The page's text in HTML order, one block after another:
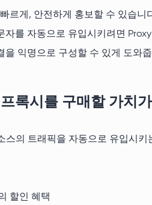
르게, 안전하게 홍보할 수 있습
를 자동으로 유입시키려면
익명으로 구성할 수 있게 도와
시를 구매할 가치
스의 트래픽을 자동으로 유입시
할인 혜택